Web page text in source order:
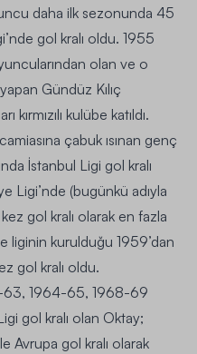
daha ilk sezonunda 45
gol kralı oldu. 1955
olan ve o
Gündüz Kılıç
kırmızılı kulübe katıldı.
camiasına çabuk ısınan genç
İstanbul Ligi gol kralı
Ligi’nde (bugünkü adıyla
gol kralı olarak en fazla
liginin kurulduğu 1959’dan
gol kralı oldu.
63, 1964-65, 1968-69
gol kralı olan Oktay;
gol kralı olarak